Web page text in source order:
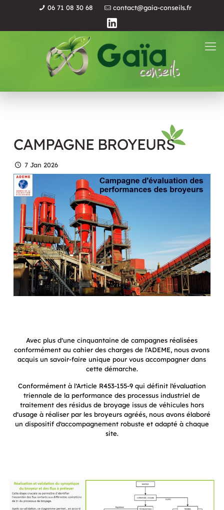
06 71 08 30 68 contact@gaia-conseils.fr
CAMPAGNE BROYEURS
7 Jan 2026
Avec plus d’une cinquantaine de campagnes réalisées
conformément au cahier des charges de l’ADEME, nous avons
acquis un savoir-faire unique pour vous accompagner dans
cette démarche.
Conformément à l’Article R453-155-9 qui définit l’évaluation
triennale de la performance des processus industriel de
traitement des résidus de broyage issus de véhicules hors
d’usage à réaliser par les broyeurs agréés, nous avons élaboré
un dispositif d’accompagnement robuste et adapté à chaque
site.